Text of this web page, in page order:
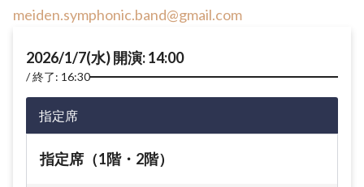
meiden.symphonic.band@gmail.com
2026/1/7(水) 開演: 14:00
終了: 16:30
指定席
指定席（1階・2階）